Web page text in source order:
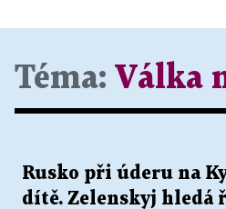
Téma: Válka
Rusko při úderu na
dítě. Zelenskyj hledá